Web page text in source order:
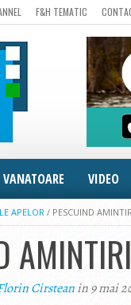
F&H TEMATIC
VANATOARE VIDEO
APELOR / PESCUIND
Cirsteanin 9 mai